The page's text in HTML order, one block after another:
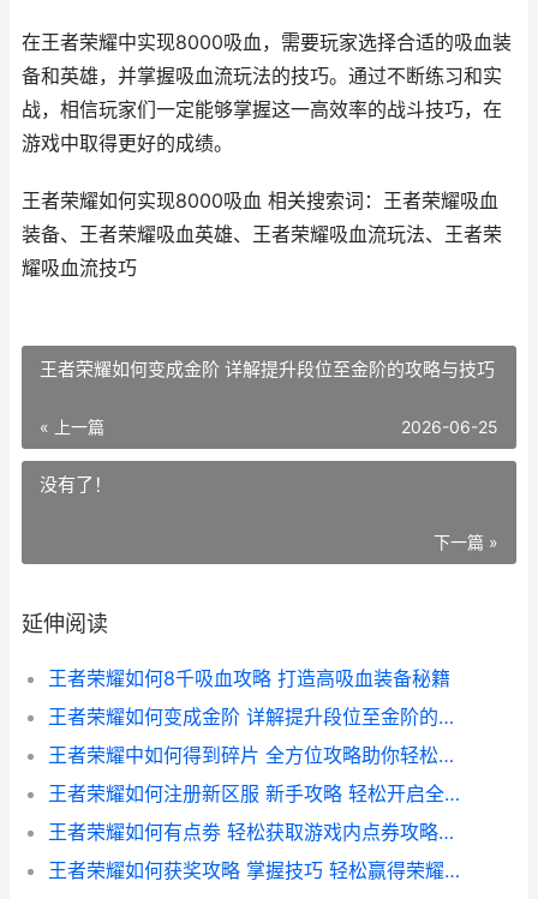
在王者荣耀中实现8000吸血，需要玩家选择合适的吸血装
备和英雄，并掌握吸血流玩法的技巧。通过不断练习和实
战，相信玩家们一定能够掌握这一高效率的战斗技巧，在
游戏中取得更好的成绩。
王者荣耀如何实现8000吸血 相关搜索词：王者荣耀吸血
装备、王者荣耀吸血英雄、王者荣耀吸血流玩法、王者荣
耀吸血流技巧
王者荣耀如何变成金阶 详解提升段位至金阶的攻略与技巧
« 上一篇 2026-06-25
没有了！
下一篇 »
延伸阅读
王者荣耀如何8千吸血攻略 打造高吸血装备秘籍
王者荣耀如何变成金阶 详解提升段位至金阶的攻略与技巧
王者荣耀中如何得到碎片 全方位攻略助你轻松收集英雄碎片
王者荣耀如何注册新区服 新手攻略 轻松开启全新游戏体验之旅
王者荣耀如何有点劵 轻松获取游戏内点券攻略大全
王者荣耀如何获奖攻略 掌握技巧 轻松赢得荣耀之战